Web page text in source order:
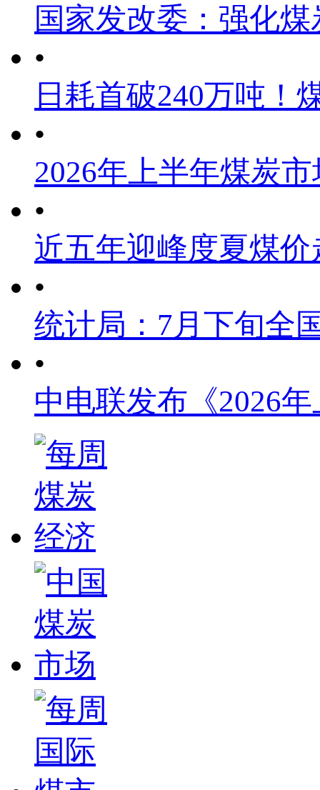
国家发改委：强化
•
日耗首破240万吨！
•
2026年上半年煤炭
•
近五年迎峰度夏煤价
•
统计局：7月下旬全
•
中电联发布《2026